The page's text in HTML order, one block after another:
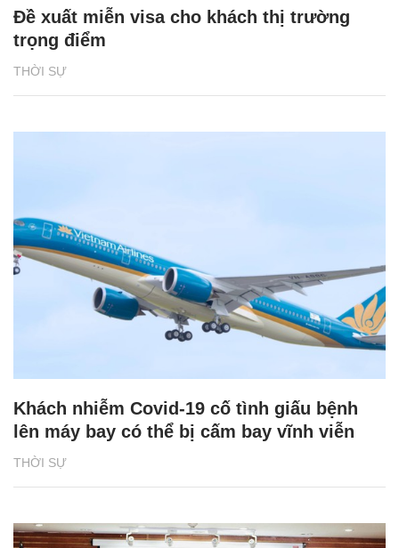
THỜI SỰ
Đề xuất miễn visa cho khách thị trường
trọng điểm
THỜI SỰ
Khách nhiễm Covid-19 cố tình giấu bệnh
lên máy bay có thể bị cấm bay vĩnh viễn